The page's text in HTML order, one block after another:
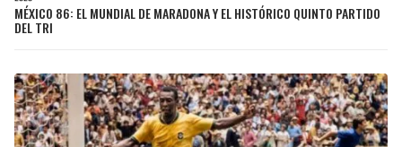
MÉXICO 86: EL MUNDIAL DE MARADONA Y EL HISTÓRICO QUINTO PARTIDO
DEL TRI